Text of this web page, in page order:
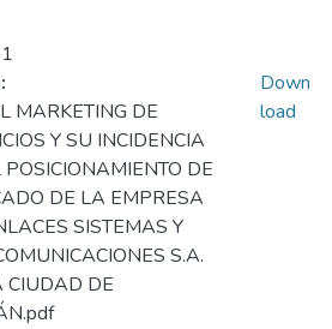
MARKETING DE
Y SU INCIDENCIA
POSICIONAMIENTO DE
DE LA EMPRESA
SISTEMAS Y
S.A.
CIUDAD DE
Down
load